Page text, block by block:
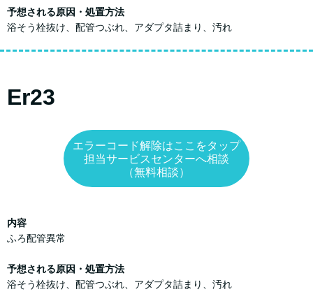
予想される原因・処置方法
浴そう栓抜け、配管つぶれ、アダプタ詰まり、汚れ
Er23
エラーコード解除はここをタップ
担当サービスセンターへ相談
（無料相談）
内容
ふろ配管異常
予想される原因・処置方法
浴そう栓抜け、配管つぶれ、アダプタ詰まり、汚れ